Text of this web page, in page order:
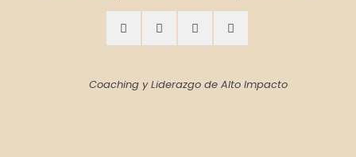
Coaching y Liderazgo de Alto Impacto